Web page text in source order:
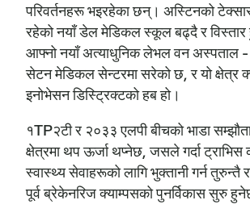
परिवर्तनहरू भइरहेका छन्। अस्टिनको टेक्सास
रहेको नयाँ डेल मेडिकल स्कूल बढ्दै र
आफ्नो नयाँ अत्याधुनिक लेभल वन अस्पताल -
सेटन मेडिकल सेन्टरमा सरेको छ, र यो क्षेत्र
इनोभेसन डिस्ट्रिक्टको हब हो।
१TP२टी र २०३३ एलपी बीचको भाडा
क्षेत्रमा थप ऊर्जा थप्नेछ, जसले गर्दा ट्राभिस
स्वास्थ्य सेवाहरूको लागि भुक्तानी गर्न तुरुन्तै
पूर्व ब्रेकेनरिज क्याम्पसको पुनर्विकास सुरु